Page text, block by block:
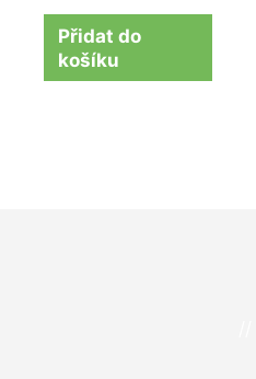
Přidat do
košíku